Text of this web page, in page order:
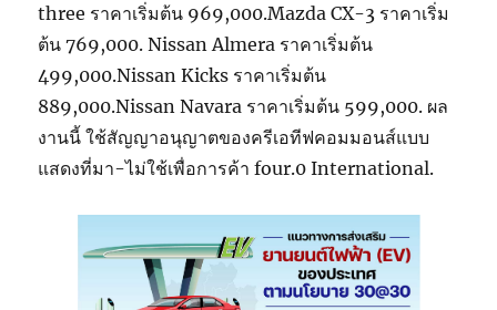
three ราคาเริ่มต้น 969,000.Mazda CX-3 ราคาเริ่ม
ต้น 769,000. Nissan Almera ราคาเริ่มต้น
499,000.Nissan Kicks ราคาเริ่มต้น
889,000.Nissan Navara ราคาเริ่มต้น 599,000. ผล
งานนี้ ใช้สัญญาอนุญาตของครีเอทีฟคอมมอนส์แบบ
แสดงที่มา-ไม่ใช้เพื่อการค้า four.0 International.